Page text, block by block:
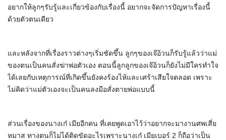
อยากให้ลูกๆรับรู้และเกี่ยวข้องกับเรื่องนี้ อยากจะจัดการปัญหาเรื่องนี้
ด้วยตัวตนเดียว
และหลังจากที่เรื่องราวต่างๆเริ่มชัดขึ้น ลูกๆของเจ๊อ้วนก็รับรู้แล้วว่าแม่
ของตนเป็นคนสั่งฆ่าพ่อตัวเอง ตอนนี้ลูกลูกของเจ๊อ้วนก็ยังไม่มีใครทำใจ
ได้เลยกับเหตุการณ์ที่เกิดขึ้นยังคงร้องไห้และเศร้าเสียใจตลอด เพราะ
ไม่คิดว่าแม่ตัวเองจะเป็นคนลงมือสั่งตายพ่อแบบนี้
ส่วนเรื่องของนางเก๋ เมียอีกคน ที่เคยพูดเอาไว้ว่าอยากจะมางานศพเสี่ย
หมาส ทางตนก็ไม่ได้ติดขัดอะไรเพราะนางเก๋ เมียเบอร์ 2 ก็ถือว่าเป็น